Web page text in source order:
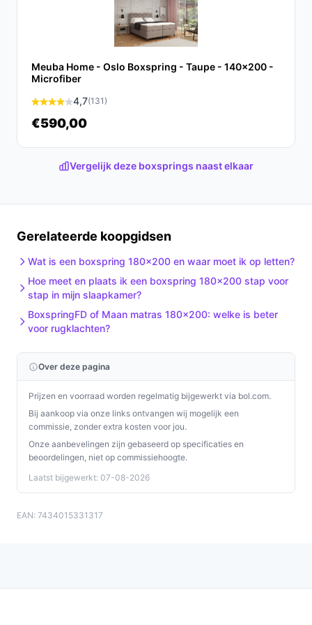
midden te beperken.
Veeg de Skai-bekleding regelmatig af met een
zachte, lichtvochtige doek; gebruik geen
schurende middelen.
Laat de topmatras luchten na installatie alvorens
bed te maken.
Controleer poten en bevestigingen direct na
Plaatsing is doorgaans eenvoudig: ontvouw onderdelen,
hoofdbord en de poten. Controleer of alles vlak staat en
of de matrassen goed aansluiten.
Concrete checks:
Controleer in de handleiding of de levering voor
jouw maat uit één of twee losse matrassen bestaat
geleverd).
Controleer of het aangegeven maximaal belastbaar
gewicht op de productpagina overeenkomt met de
waarde in de documentatie die bij levering zit.
Specificaties in mensentaal
Maatvoering (160 x 200, tweepersoons):
gebruikelijk, wat invloed heeft op hoeslakenkeuze.
onderhoudsvriendelijke bekleding wilt.
Meuba Home - Oslo Boxspring - Taupe - 140x200 -
Microfiber
4,7(131)
€590,00
Vergelijk deze boxsprings naast elkaar
Gerelateerde koopgidsen
Wat is een boxspring 180x200 en waar moet ik op letten?
Hoe meet en plaats ik een boxspring 180x200 stap voor
stap in mijn slaapkamer?
BoxspringFD of Maan matras 180x200: welke is beter
voor rugklachten?
Over deze pagina
Prijzen en voorraad worden regelmatig bijgewerkt via bol.com.
Bij aankoop via onze links ontvangen wij mogelijk een
commissie, zonder extra kosten voor jou.
Onze aanbevelingen zijn gebaseerd op specificaties en
beoordelingen, niet op commissiehoogte.
Laatst bijgewerkt: 07-08-2026
EAN: 7434015331317